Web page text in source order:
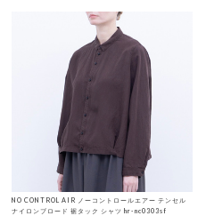
NO CONTROL AIR ノーコントロールエアー テンセル
ナイロンブロード 裾タック シャツ hr-nc0303sf